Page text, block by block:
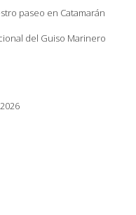
paseo en Catamarán
del Guiso Marinero